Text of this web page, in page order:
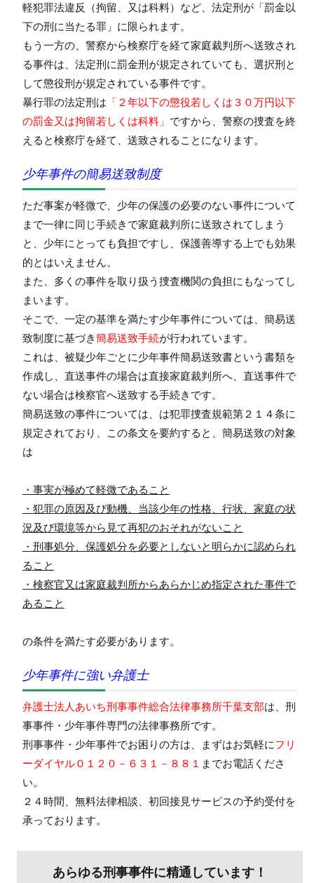
軽犯罪法違反（拘留、又は科料）など、法定刑が「罰金以
下の刑に当たる罪」に限られます。
もう一方の、警察から検察庁を経て家庭裁判所へ送致され
る事件は、法定刑に罰金刑が規定されていても、選択刑と
して懲役刑が規定されている事件です。
暴行罪の法定刑は 「２年以下の懲役若しくは３０万円以下
の罰金又は拘留若しくは科料」 ですから、警察の捜査を終
えると検察庁を経て、送致されることになります。
少年事件の簡易送致制度
ただ事案が軽微で、少年の保護の必要のない事件について
まで一律に同じ手続きで家庭裁判所に送致されてしまう
と、少年にとっても負担ですし、保護善導する上でも効果
的とはいえません。
また、多くの事件を取り扱う捜査機関の負担にもなってし
まいます。
そこで、一定の基準を満たす少年事件については、簡易送
致制度に基づき簡易送致手続が行われています。
これは、被疑少年ごとに少年事件簡易送致書という書類を
作成し、直送事件の場合は直接家庭裁判所へ、直送事件で
ない場合は検察官へ送致する手続きです。
簡易送致の事件については、は犯罪捜査規範第２１４条に
規定されており、この条文を要約すると、簡易送致の対象
は
・事実が極めて軽微であること
・犯罪の原因及び動機、当該少年の性格、行状、家庭の状
況及び環境等から見て再犯のおそれがないこと
・刑事処分、保護処分を必要としないと明らかに認められ
ること
・検察官又は家庭裁判所からあらかじめ指定された事件で
あること
の条件を満たす必要があります。
少年事件に強い弁護士
弁護士法人あいち刑事事件総合法律事務所千葉支部は、刑
事事件・少年事件専門の法律事務所です。
刑事事件・少年事件でお困りの方は、まずはお気軽にフリ
ーダイヤル０１２０－６３１－８８１ までお電話くださ
い。
２４時間、無料法律相談、初回接見サービスの予約受付を
承っております。
あらゆる刑事事件に精通しています！